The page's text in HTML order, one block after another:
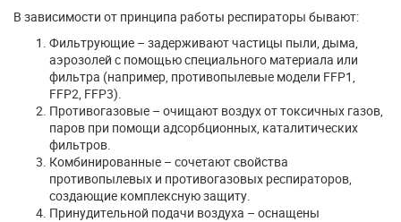
В зависимости от принципа работы респираторы бывают:
Фильтрующие – задерживают частицы пыли, дыма,
аэрозолей с помощью специального материала или
фильтра (например, противопылевые модели FFP1,
FFP2, FFP3).
Противогазовые – очищают воздух от токсичных газов,
паров при помощи адсорбционных, каталитических
фильтров.
Комбинированные – сочетают свойства
противопылевых и противогазовых респираторов,
создающие комплексную защиту.
Принудительной подачи воздуха – оснащены